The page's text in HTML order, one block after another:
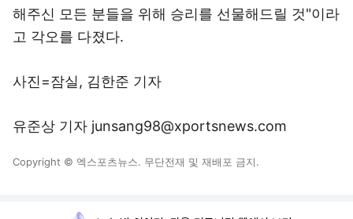
해주신 모든 분들을 위해 승리를 선물해드릴 것"이라
고 각오를 다졌다.
사진=잠실, 김한준 기자
유준상 기자 junsang98@xportsnews.com
Copyright © 엑스포츠뉴스. 무단전재 및 재배포 금지.